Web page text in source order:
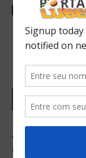
Mercado
Cargill
02/05/2016
A Cargill anuncia
de ceras naturais